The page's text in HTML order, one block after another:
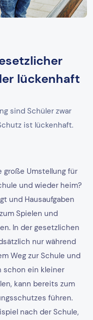
lückenhaft
sind Schüler zwar
ist lückenhaft.
große Umstellung für
und wieder heim?
und Hausaufgaben
Spielen und
In der gesetzlichen
nur während
Weg zur Schule und
schon ein kleiner
kann bereits zum
führen.
nach der Schule,